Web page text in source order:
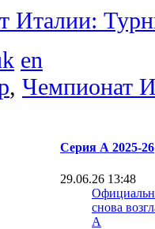
Италии:
en
, Чемпионат
Серия А 2025-26
29.06.26 13:48
снова
А